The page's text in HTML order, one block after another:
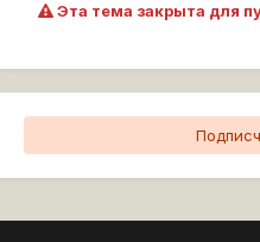
Эта тема закрыта для